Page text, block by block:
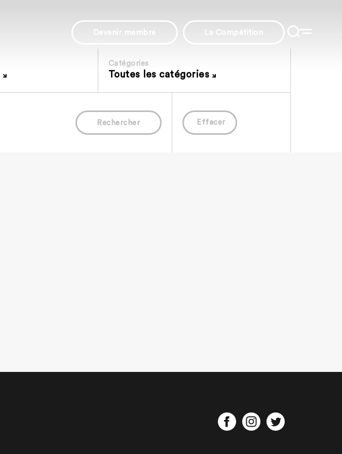
Devenir membre La Compétition
Catégories
Toutes les catégories
Rechercher Effacer